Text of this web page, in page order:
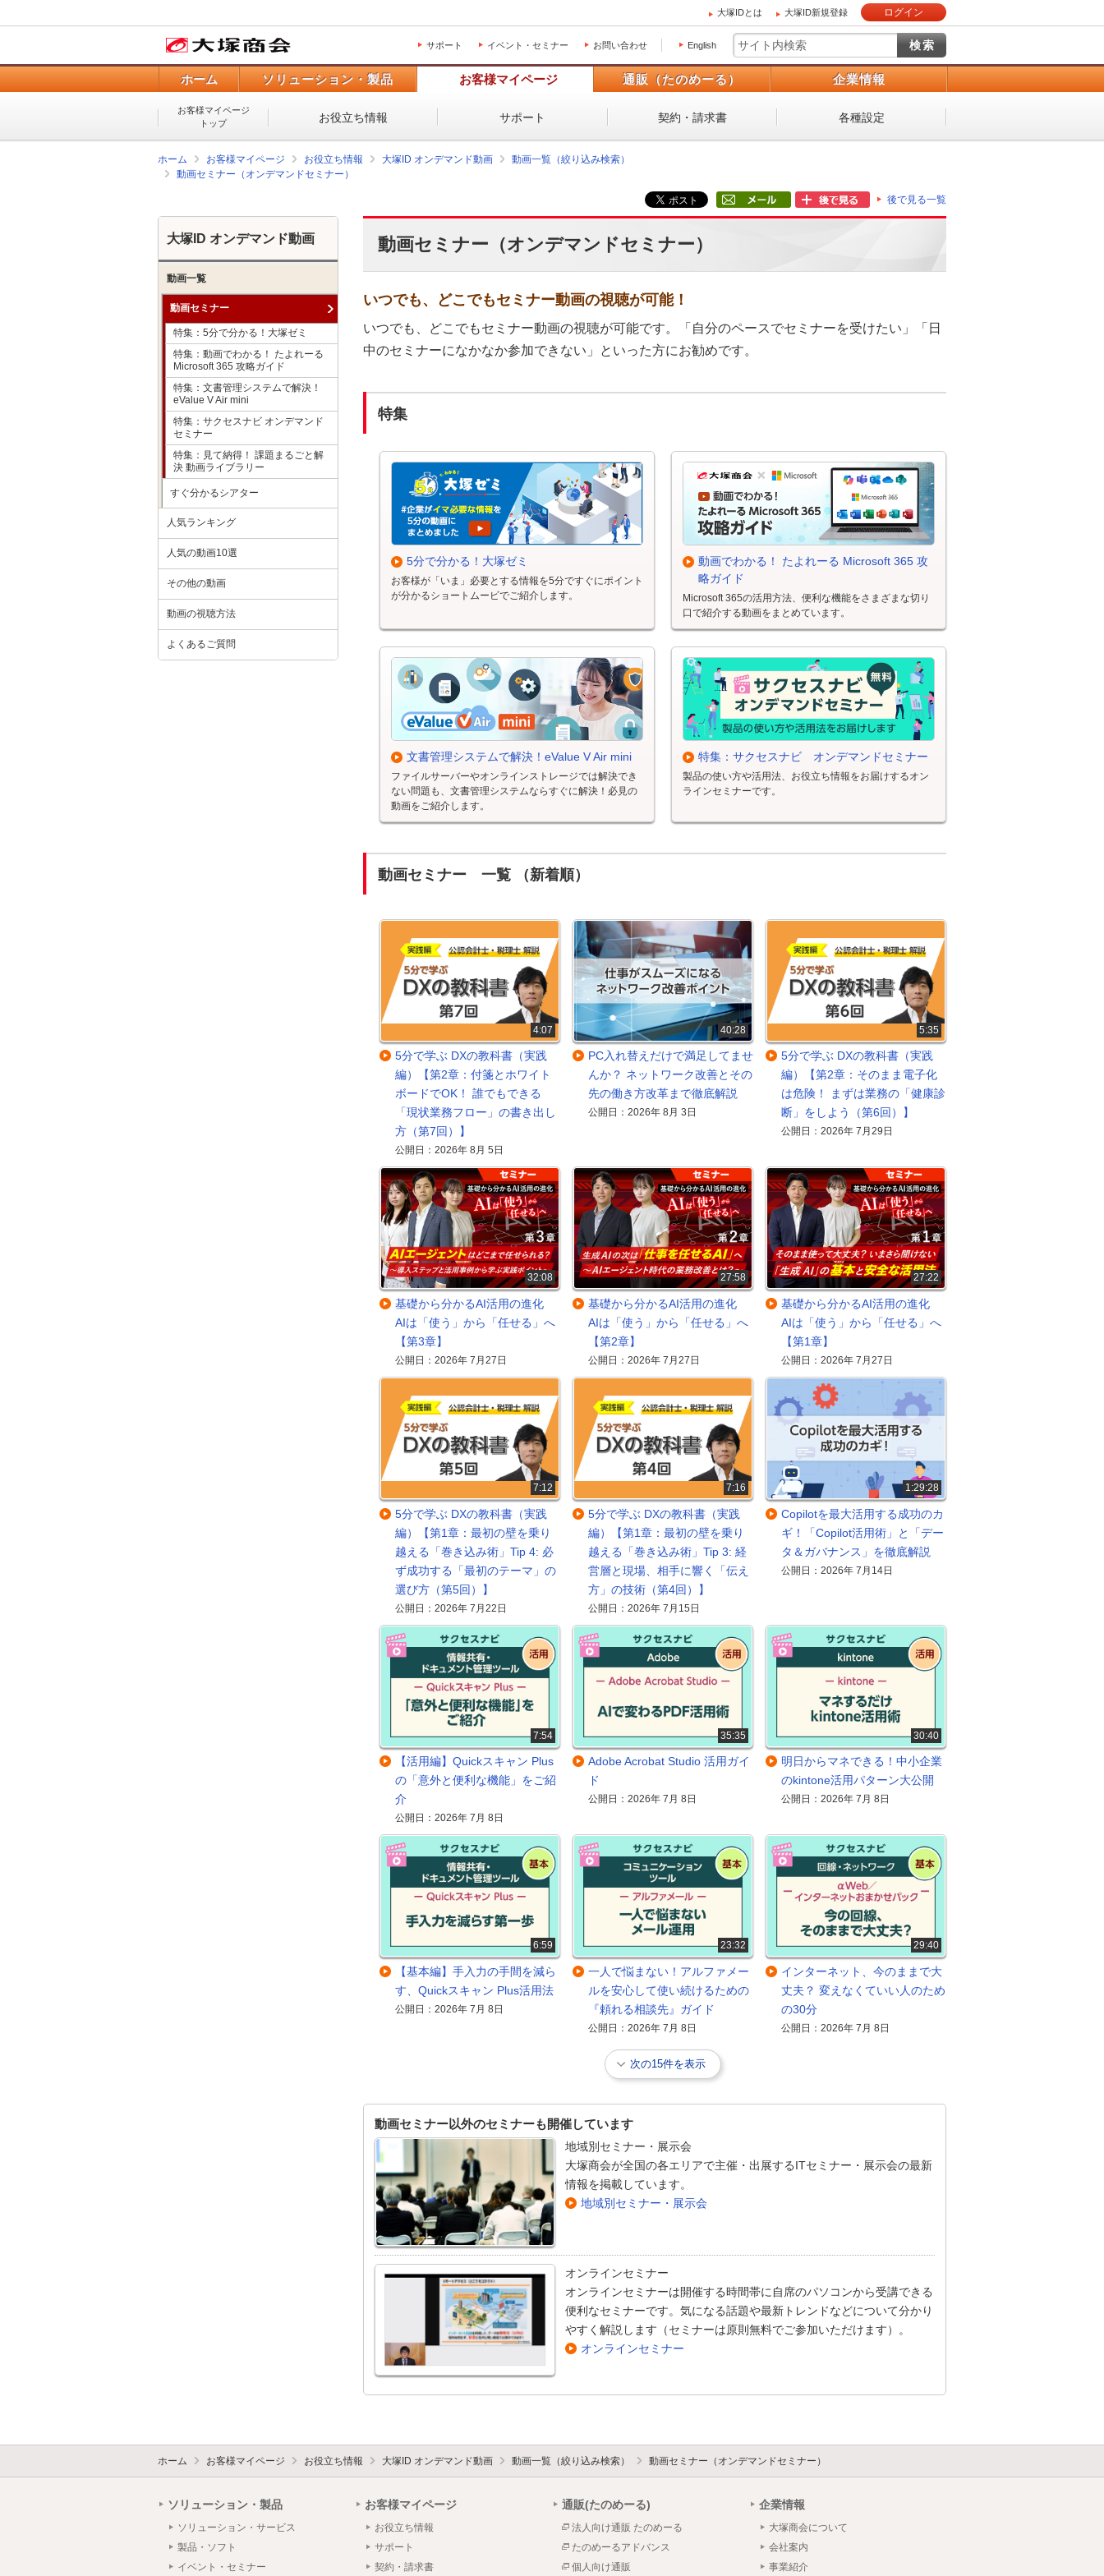
大塚IDとは 大塚ID新規登録 ログイン
サポート イベント・セミナー お問い合わせ English
ホーム ソリューション・製品 お客様マイページ 通販（たのめーる） 企業情報
お客様マイページ
トップ
お役立ち情報 サポート 契約・請求書 各種設定
ホーム お客様マイページ お役立ち情報 大塚ID オンデマンド動画
動画一覧（絞り込み検索）
動画セミナー（オンデマンドセミナー）
後で見る一覧
動画セミナー（オンデマンドセミナー）
いつでも、どこでもセミナー動画の視聴が可能！
いつでも、どこでもセミナー動画の視聴が可能です。「自分のペースでセミナーを受けたい」「日
中のセミナーになかなか参加できない」といった方にお勧めです。
特集
5分で分かる！大塚ゼミ
お客様が「いま」必要とする情報を5分ですぐにポイント
が分かるショートムービでご紹介します。
動画でわかる！ たよれーる Microsoft 365 攻
略ガイド
Microsoft 365の活用方法、便利な機能をさまざまな切り
口で紹介する動画をまとめています。
文書管理システムで解決！eValue V Air mini
ファイルサーバーやオンラインストレージでは解決でき
ない問題も、文書管理システムならすぐに解決！必見の
動画をご紹介します。
特集：サクセスナビ オンデマンドセミナー
製品の使い方や活用法、お役立ち情報をお届けするオン
ラインセミナーです。
動画セミナー 一覧 （新着順）
4:07
5分で学ぶ DXの教科書（実践
編）【第2章：付箋とホワイト
ボードでOK！ 誰でもできる
「現状業務フロー」の書き出し
方（第7回）】
公開日：2026年 8月 5日
40:28
PC入れ替えだけで満足してませ
んか？ ネットワーク改善とその
先の働き方改革まで徹底解説
公開日：2026年 8月 3日
5:35
5分で学ぶ DXの教科書（実践
編）【第2章：そのまま電子化
は危険！ まずは業務の「健康診
断」をしよう（第6回）】
公開日：2026年 7月29日
32:08
基礎から分かるAI活用の進化
AIは「使う」から「任せる」へ
【第3章】
公開日：2026年 7月27日
27:58
基礎から分かるAI活用の進化
AIは「使う」から「任せる」へ
【第2章】
公開日：2026年 7月27日
27:22
基礎から分かるAI活用の進化
AIは「使う」から「任せる」へ
【第1章】
公開日：2026年 7月27日
7:12
5分で学ぶ DXの教科書（実践
編）【第1章：最初の壁を乗り
越える「巻き込み術」Tip 4: 必
ず成功する「最初のテーマ」の
選び方（第5回）】
公開日：2026年 7月22日
7:16
5分で学ぶ DXの教科書（実践
編）【第1章：最初の壁を乗り
越える「巻き込み術」Tip 3: 経
営層と現場、相手に響く「伝え
方」の技術（第4回）】
公開日：2026年 7月15日
1:29:28
Copilotを最大活用する成功のカ
ギ！「Copilot活用術」と「デー
タ＆ガバナンス」を徹底解説
公開日：2026年 7月14日
7:54
【活用編】Quickスキャン Plus
の「意外と便利な機能」をご紹
介
公開日：2026年 7月 8日
35:35
Adobe Acrobat Studio 活用ガイ
ド
公開日：2026年 7月 8日
30:40
明日からマネできる！中小企業
のkintone活用パターン大公開
公開日：2026年 7月 8日
6:59
【基本編】手入力の手間を減ら
す、Quickスキャン Plus活用法
公開日：2026年 7月 8日
23:32
一人で悩まない！アルファメー
ルを安心して使い続けるための
『頼れる相談先』ガイド
公開日：2026年 7月 8日
29:40
インターネット、今のままで大
丈夫？ 変えなくていい人のため
の30分
公開日：2026年 7月 8日
次の15件を表示
動画セミナー以外のセミナーも開催しています
地域別セミナー・展示会
大塚商会が全国の各エリアで主催・出展するITセミナー・展示会の最新
情報を掲載しています。
地域別セミナー・展示会
オンラインセミナー
オンラインセミナーは開催する時間帯に自席のパソコンから受講できる
便利なセミナーです。気になる話題や最新トレンドなどについて分かり
やすく解説します（セミナーは原則無料でご参加いただけます）。
オンラインセミナー
大塚ID オンデマンド動画
動画一覧
動画セミナー
特集：5分で分かる！大塚ゼミ
特集：動画でわかる！ たよれーる
Microsoft 365 攻略ガイド
特集：文書管理システムで解決！
eValue V Air mini
特集：サクセスナビ オンデマンド
セミナー
特集：見て納得！ 課題まるごと解
決 動画ライブラリー
すぐ分かるシアター
人気ランキング
人気の動画10選
その他の動画
動画の視聴方法
よくあるご質問
ホーム お客様マイページ お役立ち情報 大塚ID オンデマンド動画 動画一覧（絞り込み検索） 動画セミナー（オンデマンドセミナー）
ソリューション・製品
ソリューション・サービス
製品・ソフト
イベント・セミナー
お客様マイページ
お役立ち情報
サポート
契約・請求書
通販(たのめーる)
法人向け通販 たのめーる
たのめーるアドバンス
個人向け通販
企業情報
大塚商会について
会社案内
事業紹介